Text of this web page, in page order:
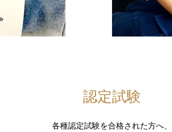
認定試験
各種認定試験を合格された方へ、